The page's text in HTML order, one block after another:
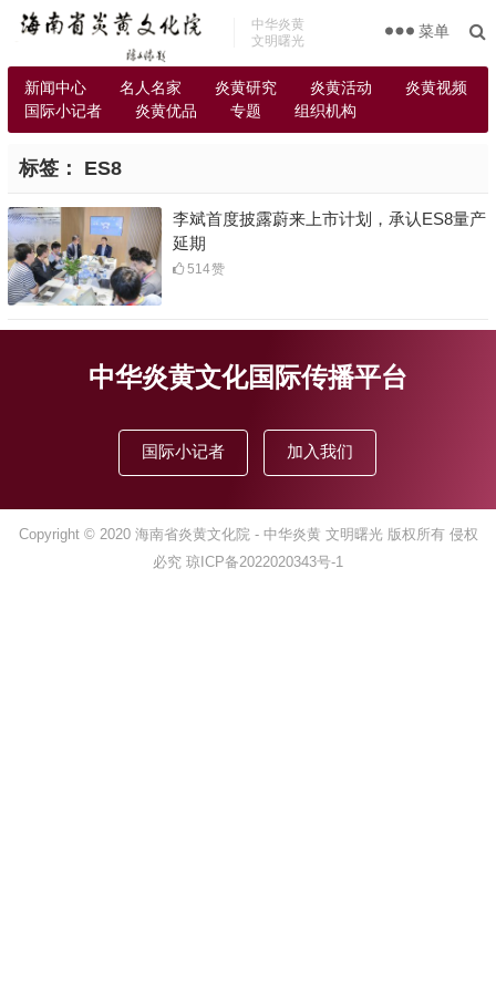
中华炎黄
文明曙光
新闻中心 名人名家 炎黄研究 炎黄活动
炎黄视频
国际小记者
炎黄优品 专题 组织机构
菜单
标签： ES8
李斌首度披露蔚来上市计划，承认ES8量产
延期
514赞
中华炎黄文化国际传播平台
国际小记者 加入我们
Copyright © 2020 海南省炎黄文化院- 中华炎黄 文明曙光 版权所有 侵权
必究 琼ICP备2022020343号-1